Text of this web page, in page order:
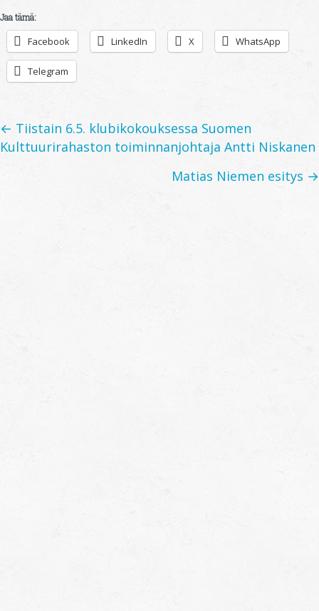
Jaa tämä:
Facebook LinkedIn X WhatsApp
Telegram
Posts
← Tiistain 6.5. klubikokouksessa Suomen
Kulttuurirahaston toiminnanjohtaja Antti Niskanen
Matias Niemen esitys →